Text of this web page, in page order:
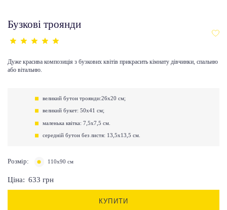
Бузкові троянди
Дуже красива композиція з бузкових квітів прикрасить кімнату дівчинки, спальню
або вітальню.
великий бутон троянди:26х20 см;
великий букет: 50х41 см;
маленька квітка: 7,5х7,5 см.
середній бутон без листя: 13,5х13,5 см.
Розмір: 110х90 см
Ціна: 633 грн
КУПИТИ